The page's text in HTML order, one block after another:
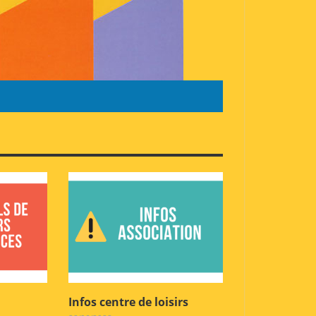
Infos centre de loisirs